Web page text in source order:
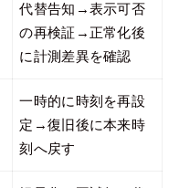
代替告知→表示可否
の再検証→正常化後
に計測差異を確認
一時的に時刻を再設
定→復旧後に本来時
刻へ戻す